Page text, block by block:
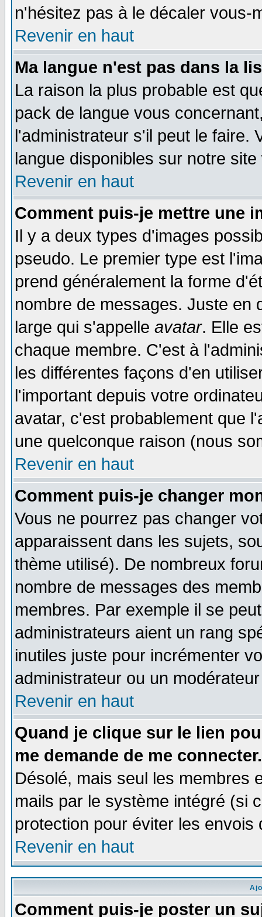
n'hésitez pas à le décaler vous-
Revenir en haut
Ma langue n'est pas dans la
La raison la plus probable est
pack de langue vous
l'administrateur s'il peut le faire.
langue disponibles sur notre site
Revenir en haut
Comment puis-je mettre une
Il y a deux types d'images
pseudo. Le premier type est
prend généralement la forme
nombre de messages. Juste en
large qui s'appelle avatar. Elle
chaque membre. C'est à
les différentes façons d'en
l'important depuis votre
avatar, c'est probablement que
une quelconque raison (nous
Revenir en haut
Comment puis-je changer
Vous ne pourrez pas changer
apparaissent dans les sujets,
thème utilisé). De nombreux
nombre de messages des
membres. Par exemple il se
administrateurs aient un rang
inutiles juste pour incrémenter
administrateur ou un
Revenir en haut
Quand je clique sur le lien
me demande de me connecter.
Désolé, mais seul les membres
mails par le système intégré (si
protection pour éviter les
Revenir en haut
Comment puis-je poster un